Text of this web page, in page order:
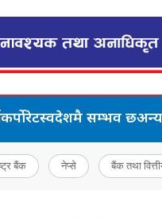
कर्पोरेटस्वदेशमै सम्भव छअन्य
बैंक नेप्से बैंक तथा